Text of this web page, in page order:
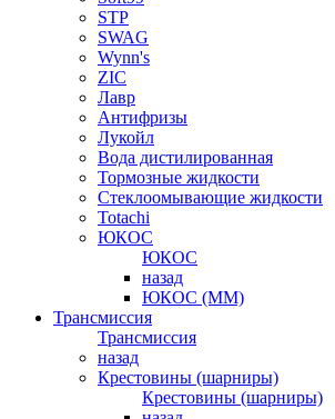
STP
SWAG
Wynn's
ZIC
Лавр
Антифризы
Лукойл
Вода дистилированная
Тормозные жидкости
Стеклоомывающие жидкости
Totachi
ЮКОС
ЮКОС
назад
ЮКОС (ММ)
Трансмиссия
Трансмиссия
назад
Крестовины (шарниры)
Крестовины (шарниры)